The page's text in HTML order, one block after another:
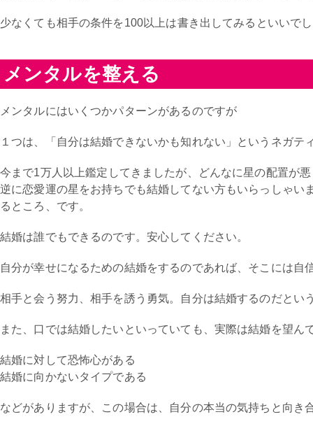
少なくても相手の条件を100以上は書き出してみるといいで
メンタルを整える
メンタルにはいくつかパターンがあるのですが
１つは、「自分は結婚できないかも知れない」というネガテ
今まで1万人以上鑑定してきましたが、どんなに星の配置が
逆に恋愛運の星をお持ちでも結婚してない方もいらっしゃい
るところ、です。
結婚は誰でもできるのです。安心してください。
自分が幸せになるための結婚をするのであれば、そこには自
相手と会う努力、相手を誘う勇気。自分は結婚するのだとい
また、口では結婚したいといっていても、実際は結婚を望ん
結婚に対して恐怖心がある
結婚に向かないタイプである
などがありますが、この場合は、自分の本当の気持ちと向き